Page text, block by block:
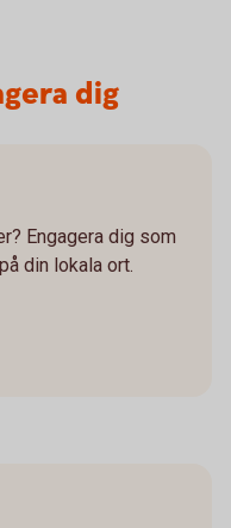
dig
Engagera dig som
din lokala ort.